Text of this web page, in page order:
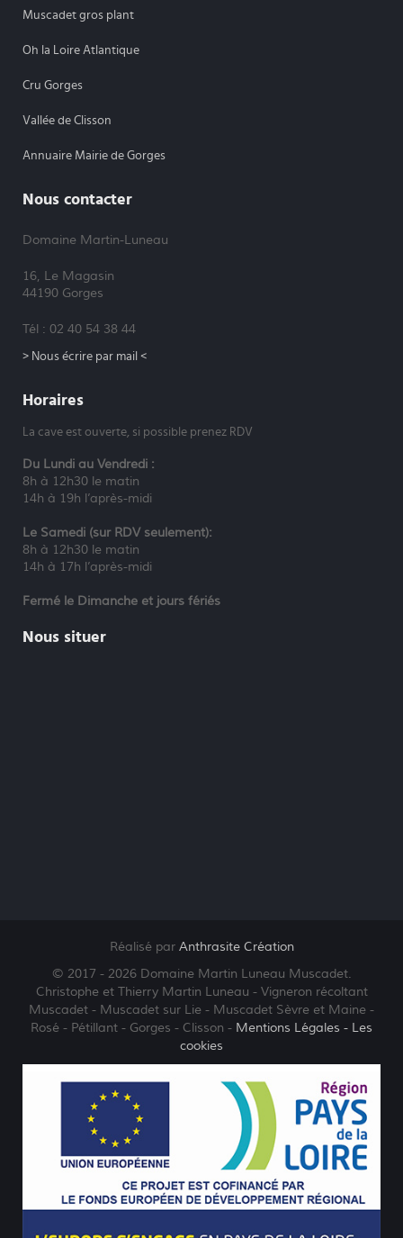
Muscadet gros plant
Oh la Loire Atlantique
Cru Gorges
Vallée de Clisson
Annuaire Mairie de Gorges
Nous contacter
Domaine Martin-Luneau
16, Le Magasin
44190 Gorges
Tél : 02 40 54 38 44
> Nous écrire par mail <
Horaires
La cave est ouverte, si possible prenez RDV
Du Lundi au Vendredi :
8h à 12h30 le matin
14h à 19h l’après-midi
Le Samedi (sur RDV seulement):
8h à 12h30 le matin
14h à 17h l’après-midi
Fermé le Dimanche et jours fériés
Nous situer
Réalisé par Anthrasite Création
© 2017 - 2026 Domaine Martin Luneau Muscadet.
Christophe et Thierry Martin Luneau - Vigneron récoltant
Muscadet - Muscadet sur Lie - Muscadet Sèvre et Maine -
Rosé - Pétillant - Gorges - Clisson - Mentions Légales - Les
cookies